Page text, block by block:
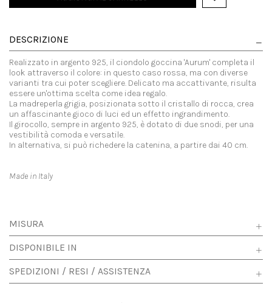
DESCRIZIONE
Realizzato in argento 925, il ciondolo goccina 'Aurum' completa il
look attraverso il colore: in questo caso rossa, ma con diverse
varianti tra cui poter scegliere. Delicato ma accattivante, risulta
essere un'ottima scelta come idea regalo.
La madreperla grigia, posizionata sotto il cristallo di rocca, crea
un affascinante gioco di luci ed un effetto ingrandimento.
Il girocollo, sempre in argento 925, è dotato di due snodi, per una
vestibilità comoda e versatile.
In alternativa, si può richedere la catenina, a partire dai 40 cm.
Made in Italy
MISURA
DISPONIBILE IN
SPEDIZIONI / RESI / ASSISTENZA